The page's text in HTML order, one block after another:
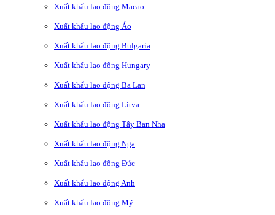
Xuất khẩu lao động Macao
Xuất khẩu lao động Áo
Xuất khẩu lao động Bulgaria
Xuất khẩu lao động Hungary
Xuất khẩu lao động Ba Lan
Xuất khẩu lao động Litva
Xuất khẩu lao động Tây Ban Nha
Xuất khẩu lao động Nga
Xuất khẩu lao động Đức
Xuất khẩu lao động Anh
Xuất khẩu lao động Mỹ